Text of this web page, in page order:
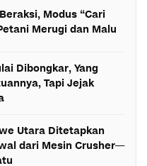
Modus “Cari
Merugi dan Malu
Dibongkar, Yang
Tapi Jejak
Utara Ditetapkan
dari Mesin Crusher—